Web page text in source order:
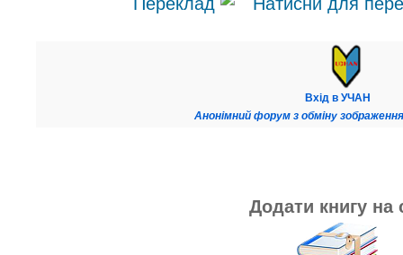
Вхід в УЧАН
Анонімний форум з обміну
Додати книгу на